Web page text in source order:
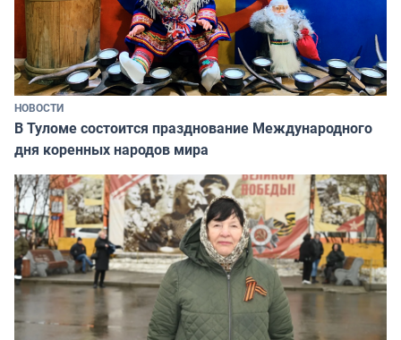
НОВОСТИ
В Туломе состоится празднование Международного
дня коренных народов мира